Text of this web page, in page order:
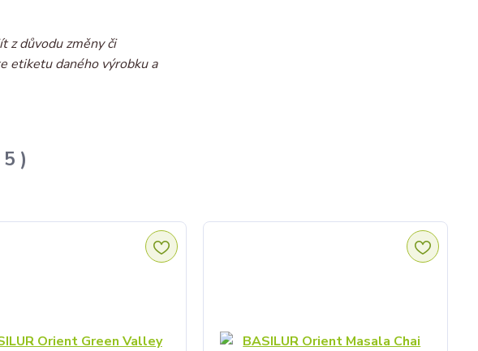
z důvodu změny či
etiketu daného výrobku a
5